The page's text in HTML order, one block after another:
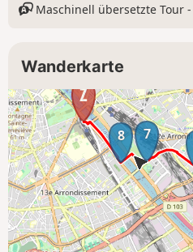
Maschinell übersetzte Tour -
Wanderkarte
7
8